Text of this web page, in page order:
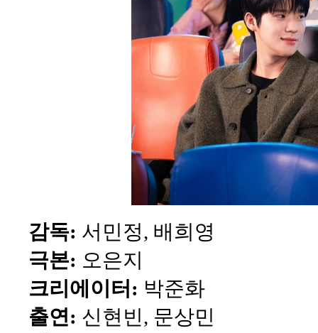
감독: 서민정, 배희영
극본: 오은지
크리에이터: 박준화
출연: 신현빈, 문상민